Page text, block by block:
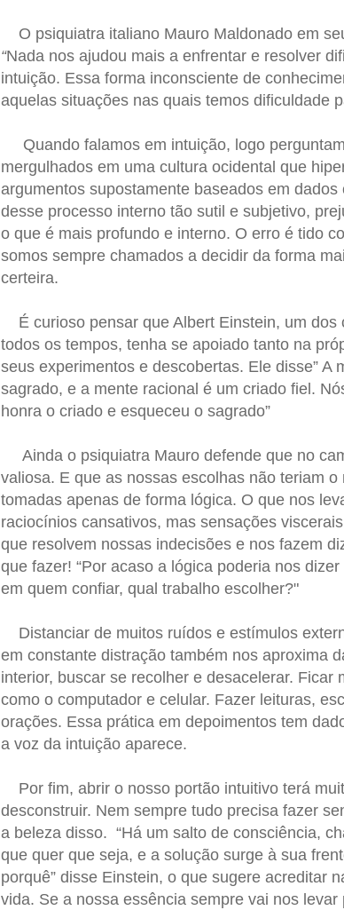
O psiquiatra italiano Mauro Maldonado em
“Nada nos ajudou mais a enfrentar e resolver
intuição. Essa forma inconsciente de
aquelas situações nas quais temos dificuldade
Quando falamos em intuição, logo
mergulhados em uma cultura ocidental que
argumentos supostamente baseados em
desse processo interno tão sutil e subjetivo,
o que é mais profundo e interno. O erro é tido
somos sempre chamados a decidir da forma
certeira.
É curioso pensar que Albert Einstein, um
todos os tempos, tenha se apoiado tanto na
seus experimentos e descobertas. Ele disse” A
sagrado, e a mente racional é um criado fiel.
honra o criado e esqueceu o sagrado”
Ainda o psiquiatra Mauro defende que no
valiosa. E que as nossas escolhas não teriam
tomadas apenas de forma lógica. O que nos
raciocínios cansativos, mas sensações
que resolvem nossas indecisões e nos fazem
que fazer! “Por acaso a lógica poderia nos
em quem confiar, qual trabalho escolher?"
Distanciar de muitos ruídos e estímulos
em constante distração também nos aproxima
interior, buscar se recolher e desacelerar. Ficar
como o computador e celular. Fazer leituras,
orações. Essa prática em depoimentos tem
a voz da intuição aparece.
Por fim, abrir o nosso portão intuitivo terá
desconstruir. Nem sempre tudo precisa fazer
a beleza disso. “Há um salto de consciência,
que quer que seja, e a solução surge à sua
porquê” disse Einstein, o que sugere acreditar
vida. Se a nossa essência sempre vai nos